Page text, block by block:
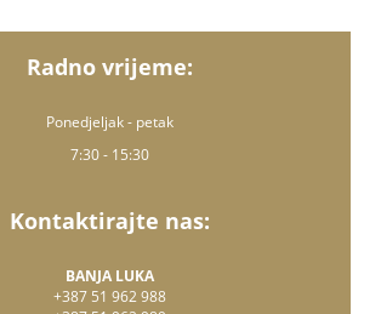
Radno vrijeme:
Ponedjeljak - petak
7:30 - 15:30
Kontaktirajte nas:
BANJA LUKA
+387 51 962 988